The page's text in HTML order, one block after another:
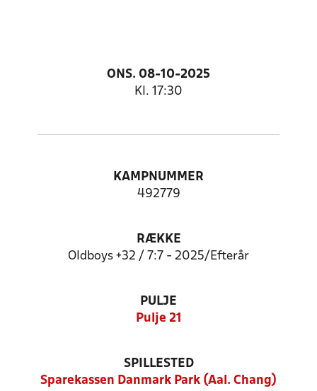
ONS. 08-10-2025
Kl. 17:30
KAMPNUMMER
492779
RÆKKE
Oldboys +32 / 7:7 - 2025/Efterår
PULJE
Pulje 21
SPILLESTED
Sparekassen Danmark Park (Aal. Chang)